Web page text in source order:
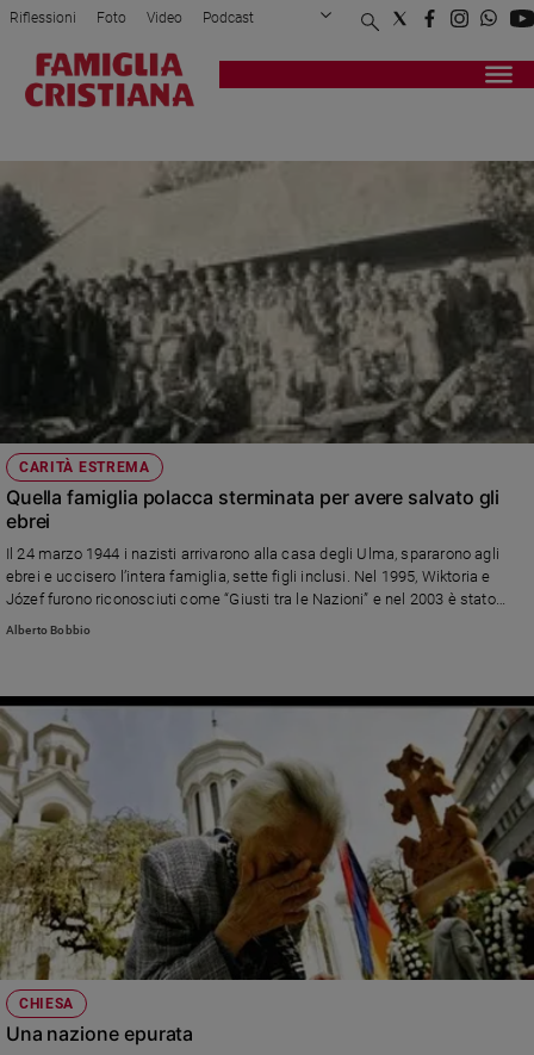
Attualità
Mondo
Economia
Legalità
e
giustizia
Papa
Papa
Chiesa
Chiesa
Fede
Santi
Devozione
e
fede
Parola
del
giorno
Santo
del
giorno
Società
e
valori
Riflessioni Foto Video Podcast
Privacy Policy Chi siamo
Registrati Redazione
CARITÀ ESTREMA
Quella famiglia polacca sterminata per avere salvato gli
ebrei
Il 24 marzo 1944 i nazisti arrivarono alla casa degli Ulma, spararono agli
ebrei e uccisero l’intera famiglia, sette figli inclusi. Nel 1995, Wiktoria e
Józef furono riconosciuti come “Giusti tra le Nazioni” e nel 2003 è stato
avviato il processo per la causa di canonizzazione di questa famiglia nella
Alberto Bobbio
CHIESA
Una nazione epurata